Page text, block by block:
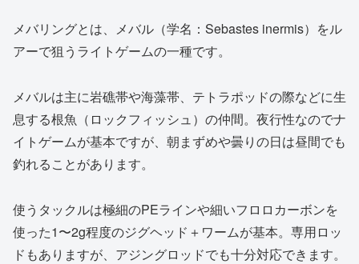
メバリングとは、メバル（学名：Sebastes inermis）をル
アーで狙うライトゲームの一種です。
メバルは主に岩礁帯や海藻帯、テトラポッドの際などに生
息する根魚（ロックフィッシュ）の仲間。夜行性なのでナ
イトゲームが基本ですが、朝まずめや曇りの日は昼間でも
釣れることがあります。
使うタックルは極細のPEラインや細いフロロカーボンを
使った1〜2g程度のジグヘッド＋ワームが基本。専用ロッ
ドもありますが、アジングロッドでも十分対応できます。